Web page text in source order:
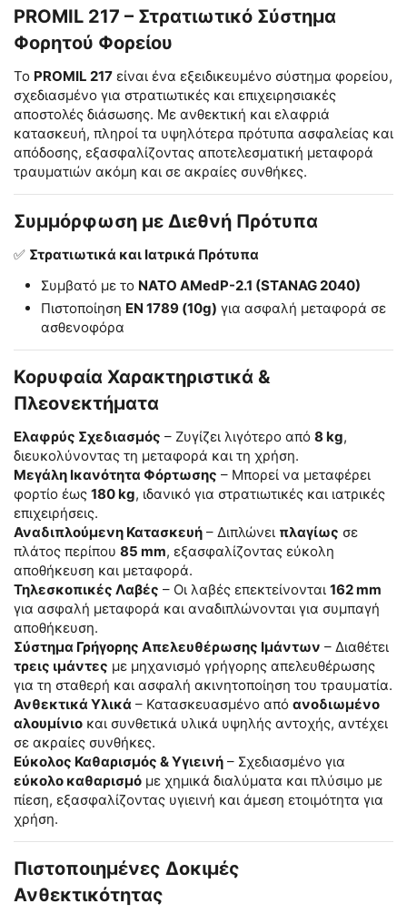
PROMIL 217 – Στρατιωτικό Σύστημα
Φορητού Φορείου
Το PROMIL 217 είναι ένα εξειδικευμένο σύστημα φορείου,
σχεδιασμένο για στρατιωτικές και επιχειρησιακές
αποστολές διάσωσης. Με ανθεκτική και ελαφριά
κατασκευή, πληροί τα υψηλότερα πρότυπα ασφαλείας και
απόδοσης, εξασφαλίζοντας αποτελεσματική μεταφορά
τραυματιών ακόμη και σε ακραίες συνθήκες.
Συμμόρφωση με Διεθνή Πρότυπα
✅ Στρατιωτικά και Ιατρικά Πρότυπα
Συμβατό με το NATO AMedP-2.1 (STANAG 2040)
Πιστοποίηση EN 1789 (10g) για ασφαλή μεταφορά σε
ασθενοφόρα
Κορυφαία Χαρακτηριστικά &
Πλεονεκτήματα
Ελαφρύς Σχεδιασμός – Ζυγίζει λιγότερο από 8 kg,
διευκολύνοντας τη μεταφορά και τη χρήση.
Μεγάλη Ικανότητα Φόρτωσης – Μπορεί να μεταφέρει
φορτίο έως 180 kg, ιδανικό για στρατιωτικές και ιατρικές
επιχειρήσεις.
Αναδιπλούμενη Κατασκευή – Διπλώνει πλαγίως σε
πλάτος περίπου 85 mm, εξασφαλίζοντας εύκολη
αποθήκευση και μεταφορά.
Τηλεσκοπικές Λαβές – Οι λαβές επεκτείνονται 162 mm
για ασφαλή μεταφορά και αναδιπλώνονται για συμπαγή
αποθήκευση.
Σύστημα Γρήγορης Απελευθέρωσης Ιμάντων – Διαθέτει
τρεις ιμάντες με μηχανισμό γρήγορης απελευθέρωσης
για τη σταθερή και ασφαλή ακινητοποίηση του τραυματία.
Ανθεκτικά Υλικά – Κατασκευασμένο από ανοδιωμένο
αλουμίνιο και συνθετικά υλικά υψηλής αντοχής, αντέχει
σε ακραίες συνθήκες.
Εύκολος Καθαρισμός & Υγιεινή – Σχεδιασμένο για
εύκολο καθαρισμό με χημικά διαλύματα και πλύσιμο με
πίεση, εξασφαλίζοντας υγιεινή και άμεση ετοιμότητα για
χρήση.
Πιστοποιημένες Δοκιμές
Ανθεκτικότητας